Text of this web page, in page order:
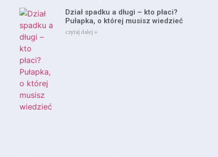
Dział spadku a długi – kto płaci?
Pułapka, o której musisz wiedzieć
czytaj dalej »